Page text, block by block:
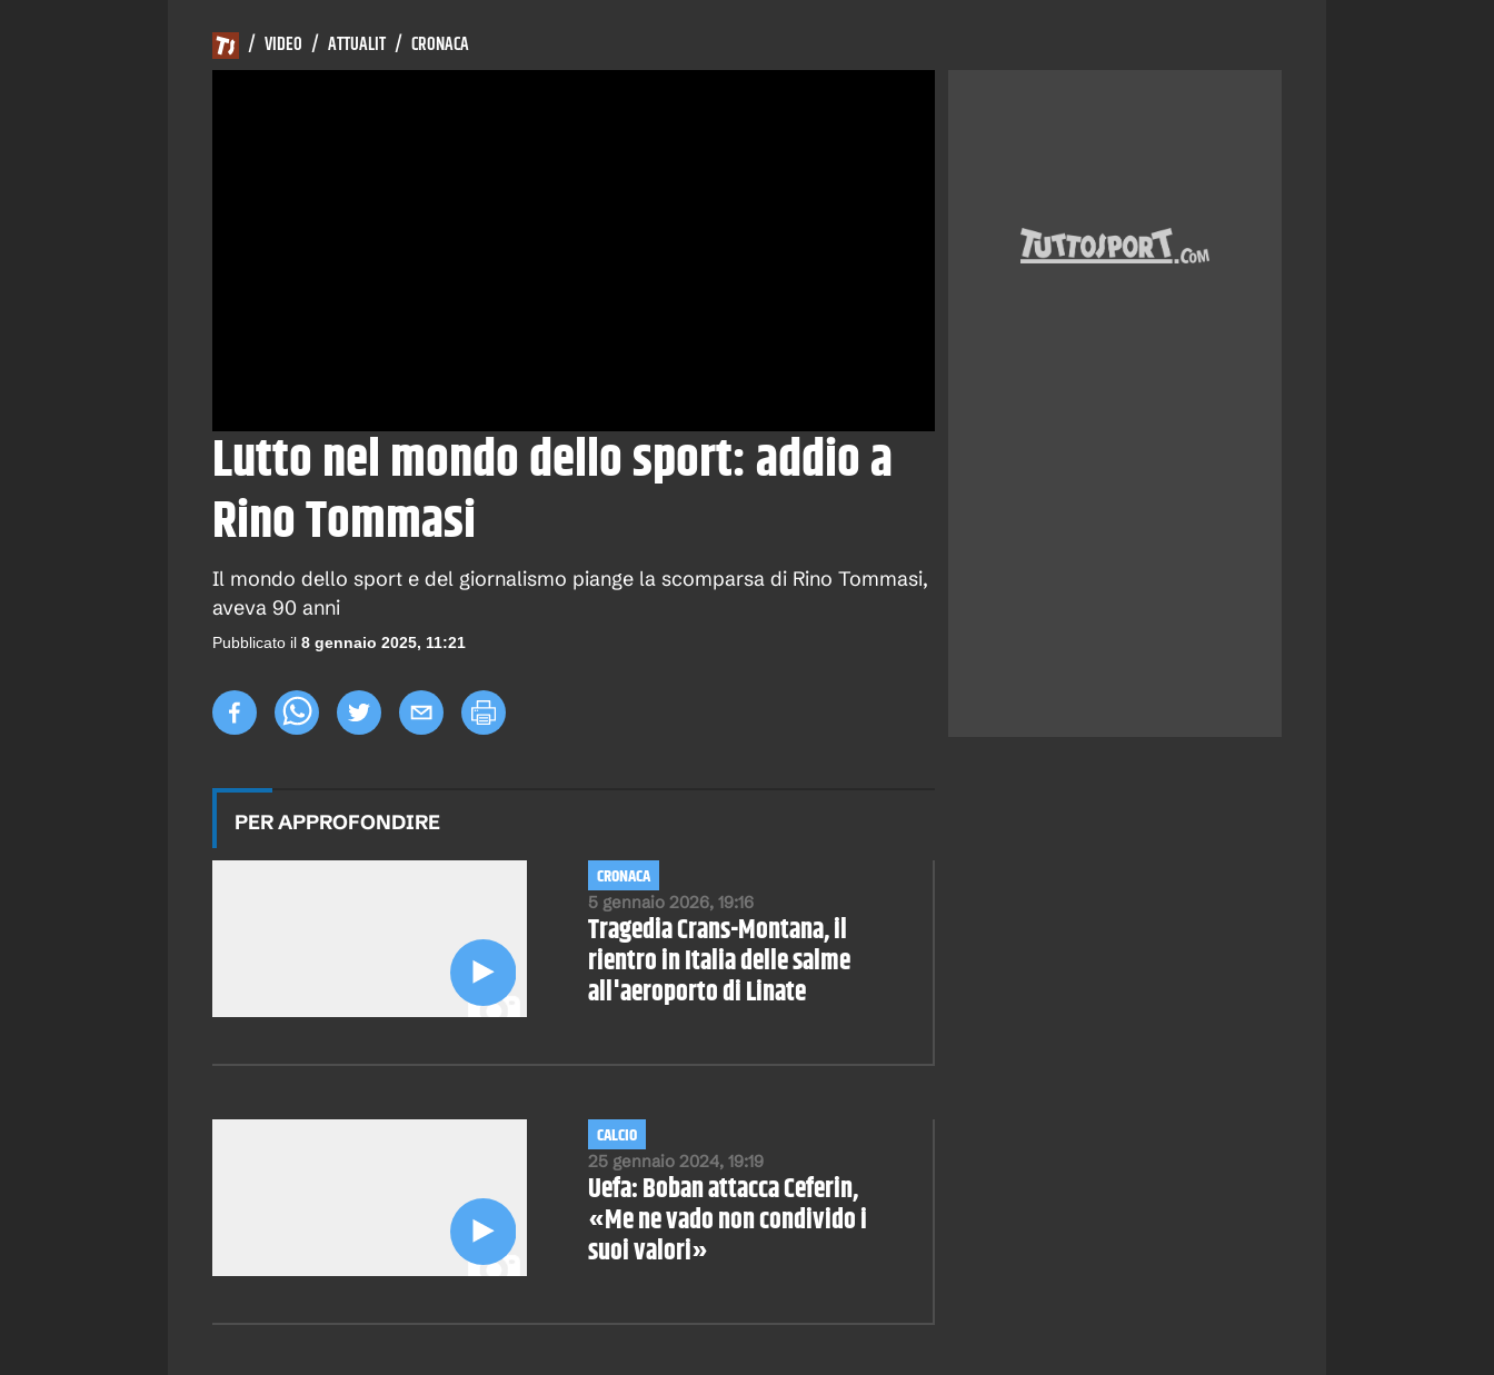
/ VIDEO / ATTUALIT / CRONACA
Lutto nel mondo dello sport: addio a
Rino Tommasi
Il mondo dello sport e del giornalismo piange la scomparsa di Rino Tommasi,
aveva 90 anni
Pubblicato il 8 gennaio 2025, 11:21
PER APPROFONDIRE
5 gennaio 2026, 19:16
CRONACA
Tragedia Crans-Montana, il
rientro in Italia delle salme
all'aeroporto di Linate
25 gennaio 2024, 19:19
CALCIO
Uefa: Boban attacca Ceferin,
«Me ne vado non condivido i
suoi valori»